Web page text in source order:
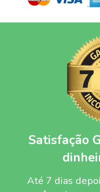
Até 7 dias
Satisfação